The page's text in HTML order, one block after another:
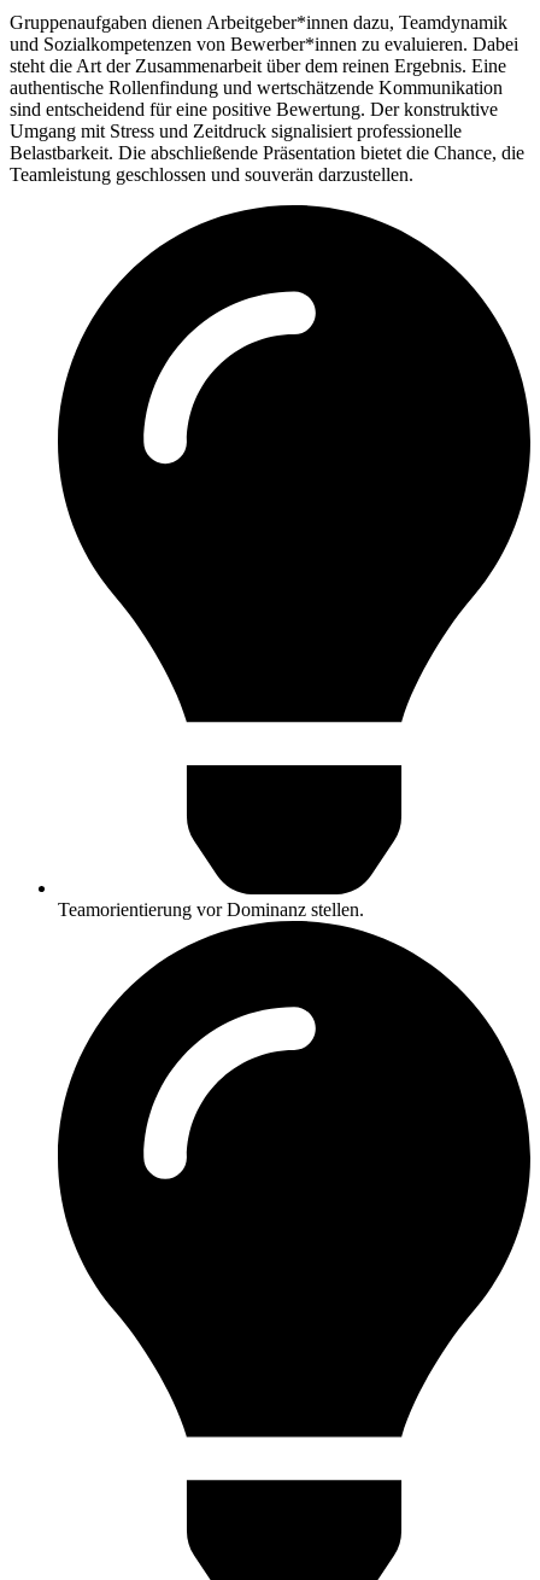
Gruppenaufgaben dienen Arbeitgeber*innen dazu, Teamdynamik
und Sozialkompetenzen von Bewerber*innen zu evaluieren. Dabei
steht die Art der Zusammenarbeit über dem reinen Ergebnis. Eine
authentische Rollenfindung und wertschätzende Kommunikation
sind entscheidend für eine positive Bewertung. Der konstruktive
Umgang mit Stress und Zeitdruck signalisiert professionelle
Belastbarkeit. Die abschließende Präsentation bietet die Chance, die
Teamleistung geschlossen und souverän darzustellen.
Teamorientierung vor Dominanz stellen.